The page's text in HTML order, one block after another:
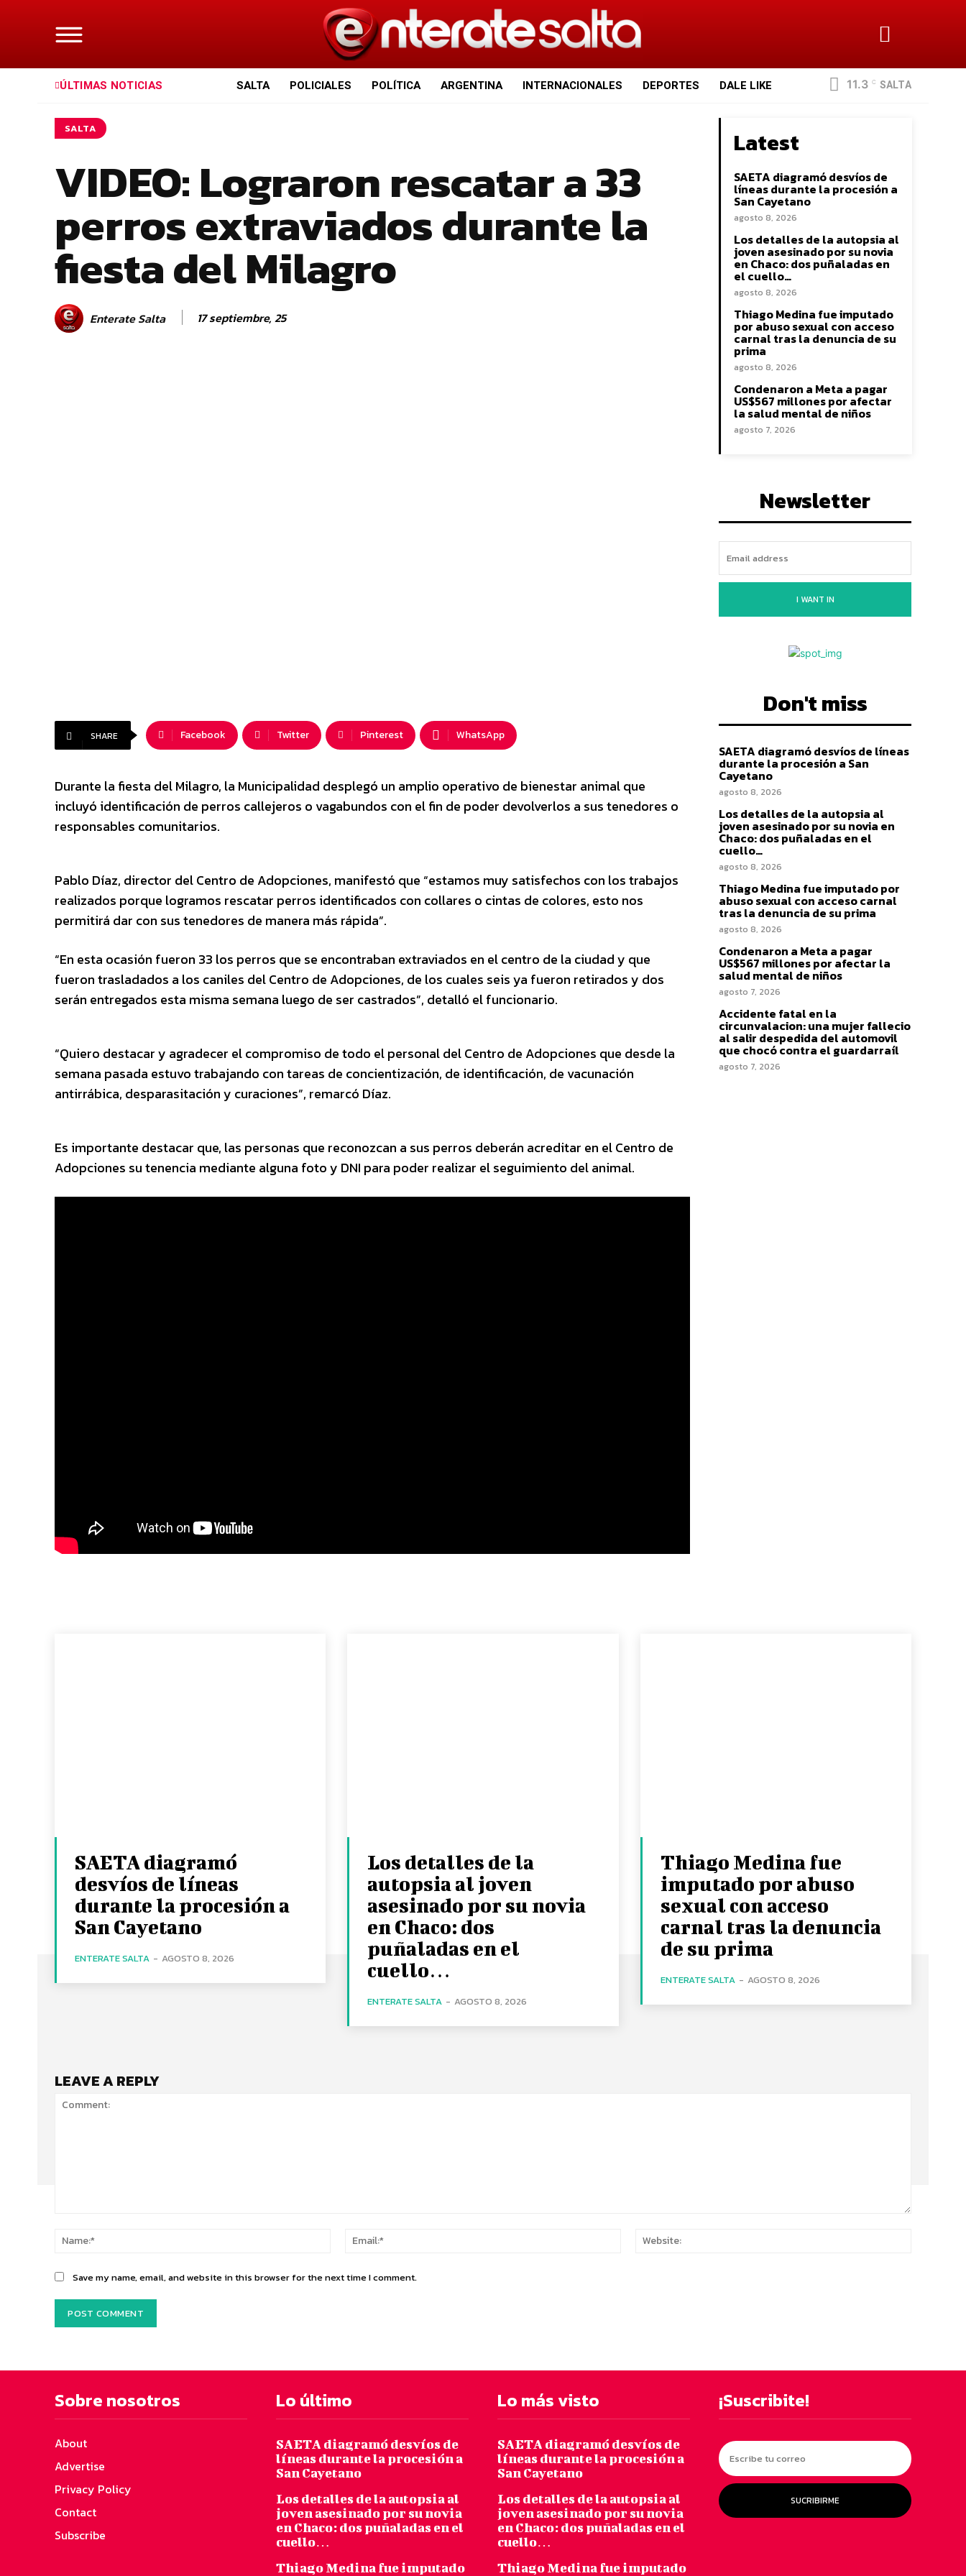
ÚLTIMAS NOTICIAS SALTA POLICIALES POLÍTICA ARGENTINA INTERNACIONALES DEPORTES DALE LIKE 11.3 C SALTA
SALTA
VIDEO: Lograron rescatar a 33
perros extraviados durante la
fiesta del Milagro
Enterate Salta 17 septiembre, 25
SHARE Facebook Twitter Pinterest WhatsApp
Durante la fiesta del Milagro, la Municipalidad desplegó un amplio operativo de bienestar animal que
incluyó identificación de perros callejeros o vagabundos con el fin de poder devolverlos a sus tenedores o
responsables comunitarios.
Pablo Díaz, director del Centro de Adopciones, manifestó que “estamos muy satisfechos con los trabajos
realizados porque logramos rescatar perros identificados con collares o cintas de colores, esto nos
permitirá dar con sus tenedores de manera más rápida”.
“En esta ocasión fueron 33 los perros que se encontraban extraviados en el centro de la ciudad y que
fueron trasladados a los caniles del Centro de Adopciones, de los cuales seis ya fueron retirados y dos
serán entregados esta misma semana luego de ser castrados”, detalló el funcionario.
“Quiero destacar y agradecer el compromiso de todo el personal del Centro de Adopciones que desde la
semana pasada estuvo trabajando con tareas de concientización, de identificación, de vacunación
antirrábica, desparasitación y curaciones”, remarcó Díaz.
Es importante destacar que, las personas que reconozcan a sus perros deberán acreditar en el Centro de
Adopciones su tenencia mediante alguna foto y DNI para poder realizar el seguimiento del animal.
Latest
SAETA diagramó desvíos de
líneas durante la procesión a
San Cayetano
agosto 8, 2026
Los detalles de la autopsia al
joven asesinado por su novia
en Chaco: dos puñaladas en
el cuello…
agosto 8, 2026
Thiago Medina fue imputado
por abuso sexual con acceso
carnal tras la denuncia de su
prima
agosto 8, 2026
Condenaron a Meta a pagar
US$567 millones por afectar
la salud mental de niños
agosto 7, 2026
Newsletter
I WANT IN
Don't miss
SAETA diagramó desvíos de líneas
durante la procesión a San
Cayetano
agosto 8, 2026
Los detalles de la autopsia al
joven asesinado por su novia en
Chaco: dos puñaladas en el
cuello…
agosto 8, 2026
Thiago Medina fue imputado por
abuso sexual con acceso carnal
tras la denuncia de su prima
agosto 8, 2026
Condenaron a Meta a pagar
US$567 millones por afectar la
salud mental de niños
agosto 7, 2026
Accidente fatal en la
circunvalacion: una mujer fallecio
al salir despedida del automovil
que chocó contra el guardarraíl
agosto 7, 2026
SAETA diagramó
desvíos de líneas
durante la procesión a
San Cayetano
ENTERATE SALTA - AGOSTO 8, 2026
Los detalles de la
autopsia al joven
asesinado por su novia
en Chaco: dos
puñaladas en el
cuello…
ENTERATE SALTA - AGOSTO 8, 2026
Thiago Medina fue
imputado por abuso
sexual con acceso
carnal tras la denuncia
de su prima
ENTERATE SALTA - AGOSTO 8, 2026
LEAVE A REPLY
Name:*
Email:*
Save my name, email, and website in this browser for the next time I comment.
Sobre nosotros
About
Advertise
Privacy Policy
Contact
Subscribe
Lo último
SAETA diagramó desvíos de
líneas durante la procesión a
San Cayetano
Los detalles de la autopsia al
joven asesinado por su novia
en Chaco: dos puñaladas en el
cuello…
Thiago Medina fue imputado
Lo más visto
SAETA diagramó desvíos de
líneas durante la procesión a
San Cayetano
Los detalles de la autopsia al
joven asesinado por su novia
en Chaco: dos puñaladas en el
cuello…
Thiago Medina fue imputado
¡Suscribite!
SUCRIBIRME